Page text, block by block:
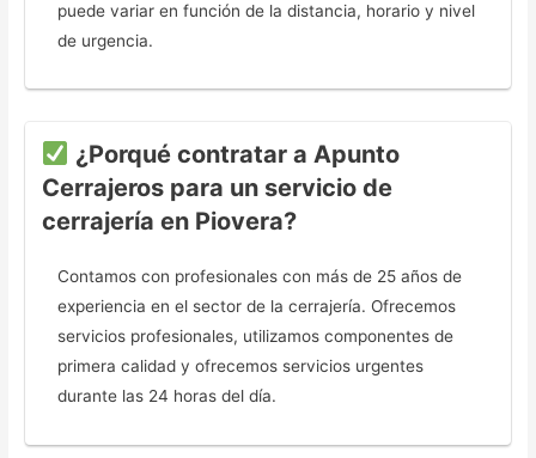
puede variar en función de la distancia, horario y nivel
de urgencia.
¿Porqué contratar a Apunto
Cerrajeros para un servicio de
cerrajería en Piovera?
Contamos con profesionales con más de 25 años de
experiencia en el sector de la cerrajería. Ofrecemos
servicios profesionales, utilizamos componentes de
primera calidad y ofrecemos servicios urgentes
durante las 24 horas del día.